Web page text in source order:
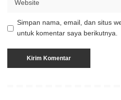
Simpan nama, email, dan situs
untuk komentar saya berikutnya.